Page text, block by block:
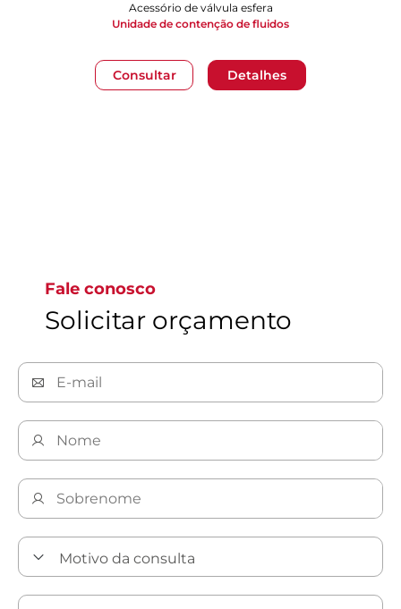
Consultar Detalhes
Acessório de válvula esfera
Unidade de contenção de fluidos
Fale conosco
Solicitar orçamento